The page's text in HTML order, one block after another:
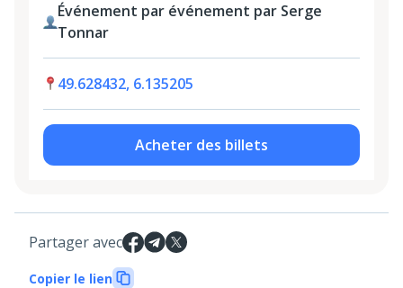
Événement par événement par Serge
Tonnar
49.628432, 6.135205
Acheter des billets
Partager avec
Copier le lien